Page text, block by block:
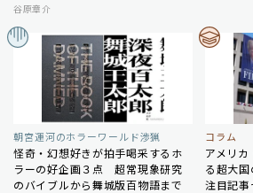
谷原章介
朝宮運河のホラーワールド渉猟
怪奇・幻想好きが拍手喝采するホ
ラーの好企画３点 超常現象研究
のバイブルから舞城版百物語まで
コラム
アメリ
る超大
注目記事